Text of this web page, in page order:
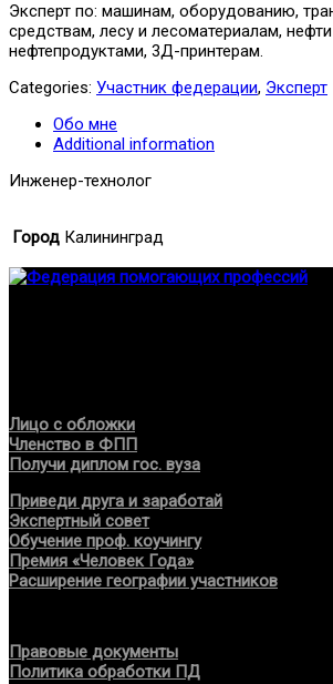
Эксперт по: машинам, оборудованию,
средствам, лесу и лесоматериалам,
нефтепродуктами, 3Д-принтерам.
Categories: Участник федерации, Эксперт
Обо мне
Additional information
Инженер-технолог
Город Калининград
Лицо с обложки
Членство в ФПП
Получи диплом гос. вуза
Приведи друга и заработай
Экспертный совет
Обучение проф. коучингу
Премия «Человек Года»
Расширение географии участников
Правовые документы
Политика обработки ПД